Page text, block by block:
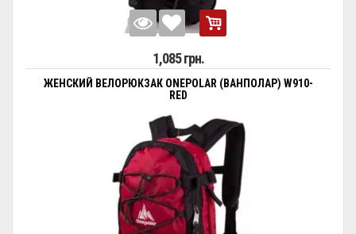
1,085 грн.
ЖЕНСКИЙ ВЕЛОРЮКЗАК ONEPOLAR (ВАНПОЛАР) W910-
RED